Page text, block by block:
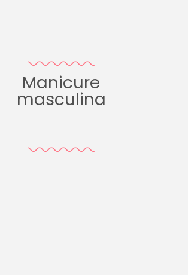
Manicure
masculina